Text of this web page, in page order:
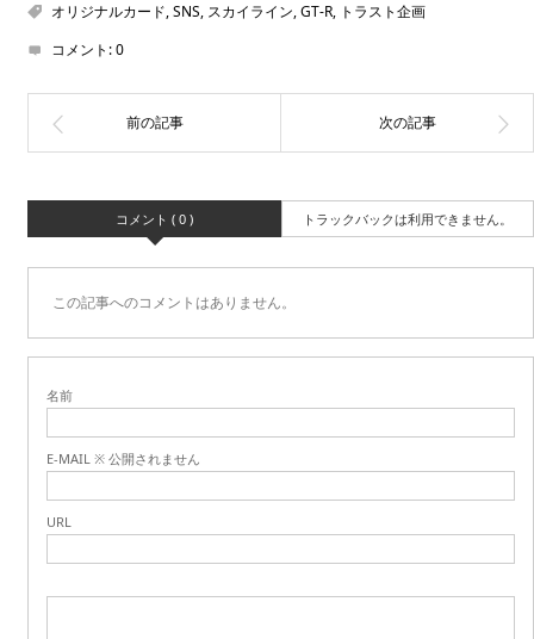
オリジナルカード,SNS, スカイライン,GT-R, トラスト企画
コメント:0
コメント ( 0 ) トラックバックは利用できません。
この記事へのコメントはありません。
名前
E-MAIL ※ 公開されません
URL